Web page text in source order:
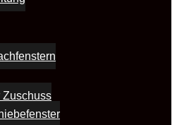
Zuschuss